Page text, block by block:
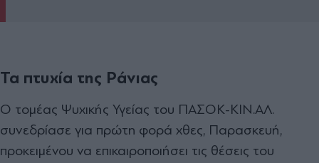
Τα πτυχία της Ράνιας
Ο τοµέας Ψυχικής Υγείας του ΠΑΣΟΚ-ΚΙΝ.ΑΛ.
συνεδρίασε για πρώτη φορά χθες, Παρασκευή,
προκειµένου να επικαιροποιήσει τις θέσεις του